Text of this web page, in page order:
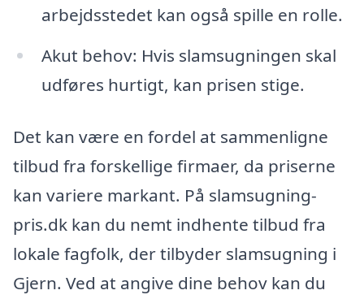
arbejdsstedet kan også spille en rolle.
Akut behov: Hvis slamsugningen skal
udføres hurtigt, kan prisen stige.
Det kan være en fordel at sammenligne
tilbud fra forskellige firmaer, da priserne
kan variere markant. På slamsugning-
pris.dk kan du nemt indhente tilbud fra
lokale fagfolk, der tilbyder slamsugning i
Gjern. Ved at angive dine behov kan du